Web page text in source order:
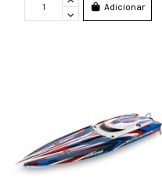
Adicionar